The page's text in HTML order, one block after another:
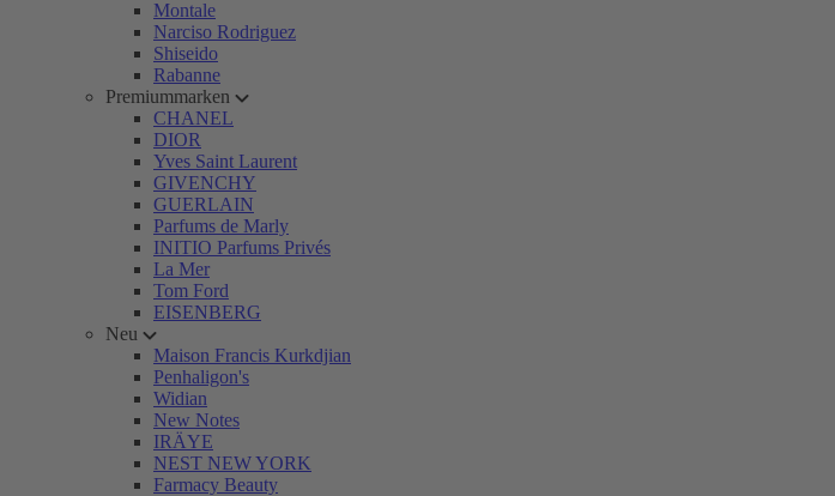
Montale
Narciso Rodriguez
Shiseido
Rabanne
Premiummarken
CHANEL
DIOR
Yves Saint Laurent
GIVENCHY
GUERLAIN
Parfums de Marly
INITIO Parfums Privés
La Mer
Tom Ford
EISENBERG
Neu
Maison Francis Kurkdjian
Penhaligon's
Widian
New Notes
IRÄYE
NEST NEW YORK
Farmacy Beauty